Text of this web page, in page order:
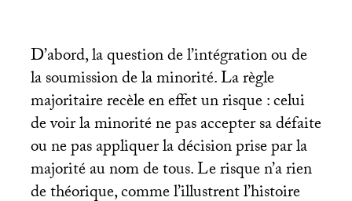
D’abord, la question de l’intégration ou de
la soumission de la minorité. La règle
majoritaire recèle en effet un risque : celui
de voir la minorité ne pas accepter sa défaite
ou ne pas appliquer la décision prise par la
majorité au nom de tous. Le risque n’a rien
de théorique, comme l’illustrent l’histoire